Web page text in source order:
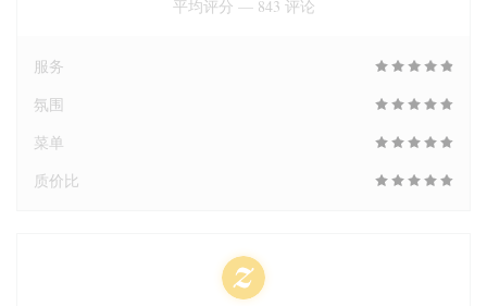
平均评分 — 843 评论
服务
氛围
菜单
质价比